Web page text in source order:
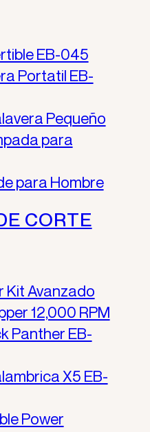
EB-045
Portatil EB-
Pequeño
para
para Hombre
CORTE
Kit Avanzado
12,000 RPM
Panther EB-
X5​ EB-
Power